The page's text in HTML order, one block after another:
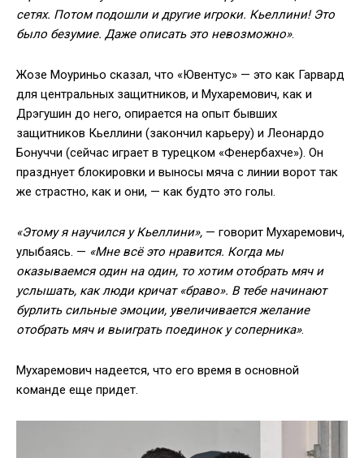
сетях. Потом подошли и другие игроки. Кьеллини! Это
было безумие. Даже описать это невозможно».
Жозе Моуриньо сказал, что «Ювентус» — это как Гарвард
для центральных защитников, и Мухаремович, как и
Дрэгушин до него, опирается на опыт бывших
защитников Кьеллини (закончил карьеру) и Леонардо
Бонуччи (сейчас играет в турецком «Фенербахче»). Он
празднует блокировки и выносы мяча с линии ворот так
же страстно, как и они, — как будто это голы.
«Этому я научился у Кьеллини», — говорит Мухаремович,
улыбаясь. — «Мне всё это нравится. Когда мы
оказываемся один на один, то хотим отобрать мяч и
услышать, как люди кричат «браво». В тебе начинают
бурлить сильные эмоции, увеличивается желание
отобрать мяч и выиграть поединок у соперника».
Мухаремович надеется, что его время в основной
команде еще придет.